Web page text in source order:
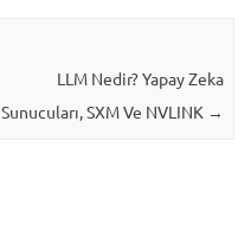
LLM Nedir? Yapay Zeka
Sunucuları, SXM Ve NVLINK →